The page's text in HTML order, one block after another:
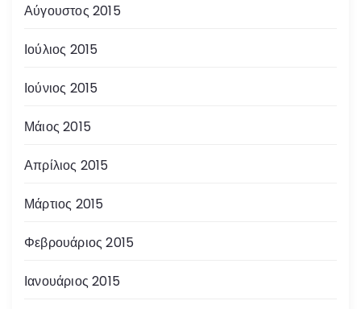
Αύγουστος 2015
Ιούλιος 2015
Ιούνιος 2015
Μάιος 2015
Απρίλιος 2015
Μάρτιος 2015
Φεβρουάριος 2015
Ιανουάριος 2015